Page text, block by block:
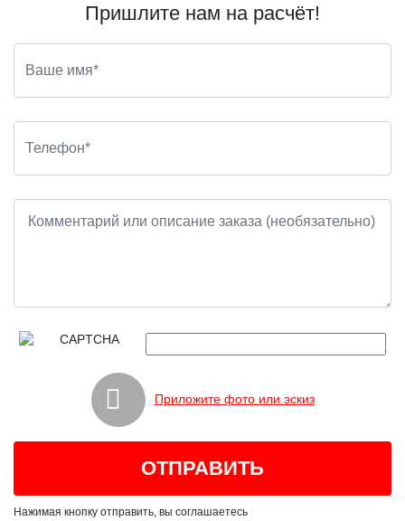
Пришлите нам на расчёт!
Приложите фото или эскиз
Нажимая кнопку отправить, вы соглашаетесь